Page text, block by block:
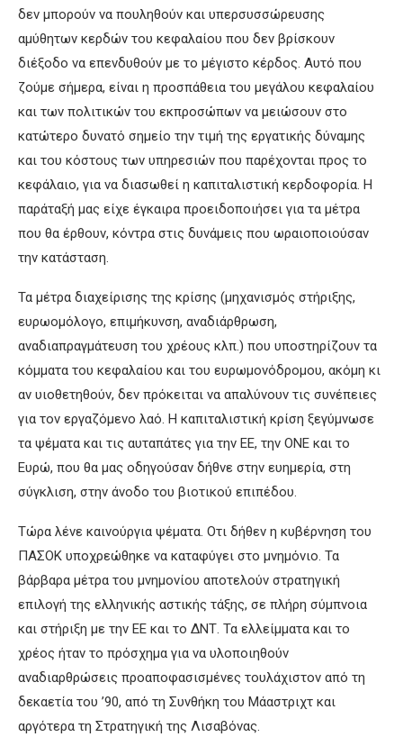
δεν μπορούν να πουληθούν και υπερσυσσώρευσης
αμύθητων κερδών του κεφαλαίου που δεν βρίσκουν
διέξοδο να επενδυθούν με το μέγιστο κέρδος. Αυτό που
ζούμε σήμερα, είναι η προσπάθεια του μεγάλου κεφαλαίου
και των πολιτικών του εκπροσώπων να μειώσουν στο
κατώτερο δυνατό σημείο την τιμή της εργατικής δύναμης
και του κόστους των υπηρεσιών που παρέχονται προς το
κεφάλαιο, για να διασωθεί η καπιταλιστική κερδοφορία. Η
παράταξή μας είχε έγκαιρα προειδοποιήσει για τα μέτρα
που θα έρθουν, κόντρα στις δυνάμεις που ωραιοποιούσαν
την κατάσταση.
Τα μέτρα διαχείρισης της κρίσης (μηχανισμός στήριξης,
ευρωομόλογο, επιμήκυνση, αναδιάρθρωση,
αναδιαπραγμάτευση του χρέους κλπ.) που υποστηρίζουν τα
κόμματα του κεφαλαίου και του ευρωμονόδρομου, ακόμη κι
αν υιοθετηθούν, δεν πρόκειται να απαλύνουν τις συνέπειες
για τον εργαζόμενο λαό. Η καπιταλιστική κρίση ξεγύμνωσε
τα ψέματα και τις αυταπάτες για την ΕΕ, την ΟΝΕ και το
Ευρώ, που θα μας οδηγούσαν δήθνε στην ευημερία, στη
σύγκλιση, στην άνοδο του βιοτικού επιπέδου.
Τώρα λένε καινούργια ψέματα. Οτι δήθεν η κυβέρνηση του
ΠΑΣΟΚ υποχρεώθηκε να καταφύγει στο μνημόνιο. Τα
βάρβαρα μέτρα του μνημονίου αποτελούν στρατηγική
επιλογή της ελληνικής αστικής τάξης, σε πλήρη σύμπνοια
και στήριξη με την ΕΕ και το ΔΝΤ. Τα ελλείμματα και το
χρέος ήταν το πρόσχημα για να υλοποιηθούν
αναδιαρθρώσεις προαποφασισμένες τουλάχιστον από τη
δεκαετία του ’90, από τη Συνθήκη του Μάαστριχτ και
αργότερα τη Στρατηγική της Λισαβόνας.